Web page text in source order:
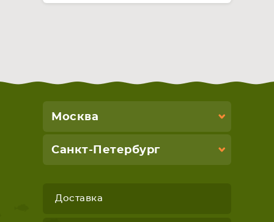
Москва
Санкт-Петербург
Доставка